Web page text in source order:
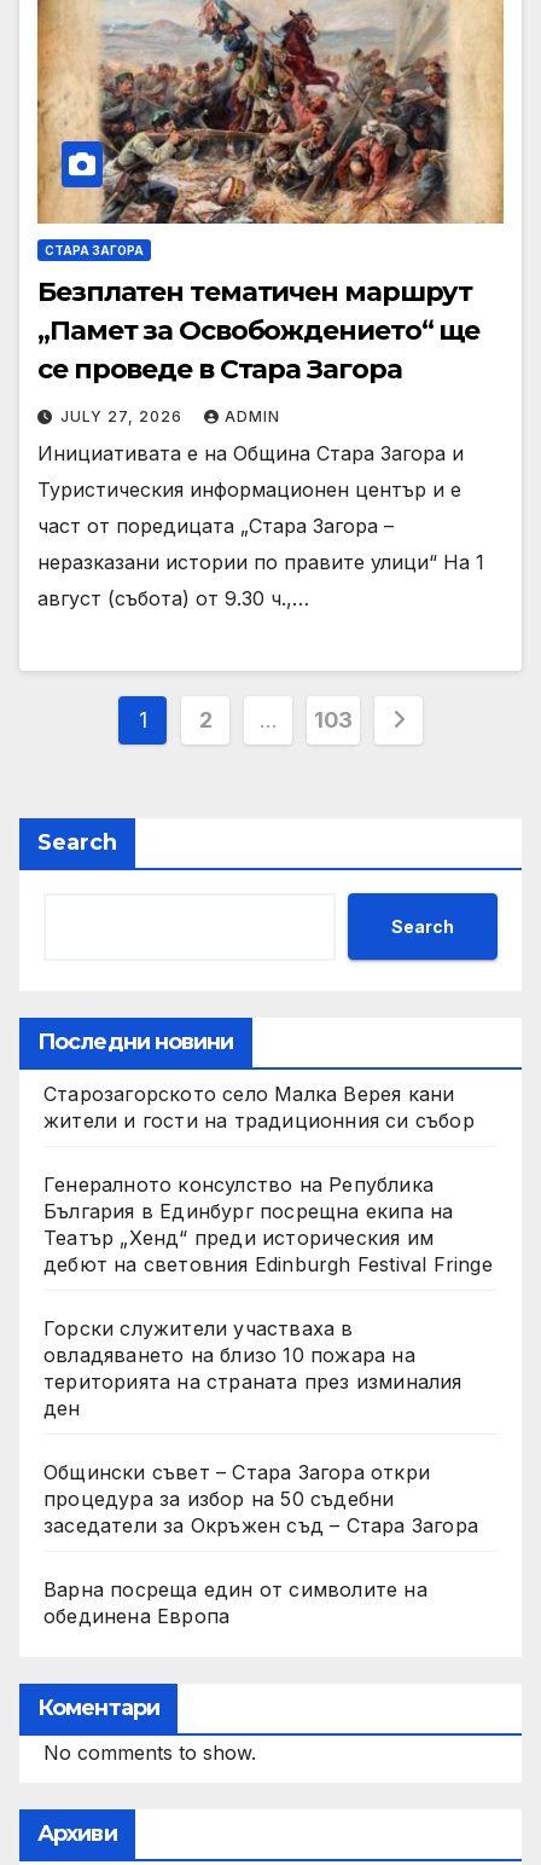
СТАРА ЗАГОРА
Безплатен тематичен маршрут
„Памет за Освобождението“ ще
се проведе в Стара Загора
JULY 27, 2026 ADMIN
Инициативата е на Община Стара Загора и
Туристическия информационен център и е
част от поредицата „Стара Загора –
неразказани истории по правите улици“ На 1
август (събота) от 9.30 ч.,…
Posts
1 2 … 103
Search
Search
Последни новини
Старозагорското село Малка Верея кани
жители и гости на традиционния си събор
Генералното консулство на Република
България в Единбург посрещна екипа на
Театър „Хенд“ преди историческия им
дебют на световния Edinburgh Festival Fringe
Горски служители участваха в
овладяването на близо 10 пожара на
територията на страната през изминалия
ден
Общински съвет – Стара Загора откри
процедура за избор на 50 съдебни
заседатели за Окръжен съд – Стара Загора
Варна посреща един от символите на
обединена Европа
Коментари
No comments to show.
Архиви